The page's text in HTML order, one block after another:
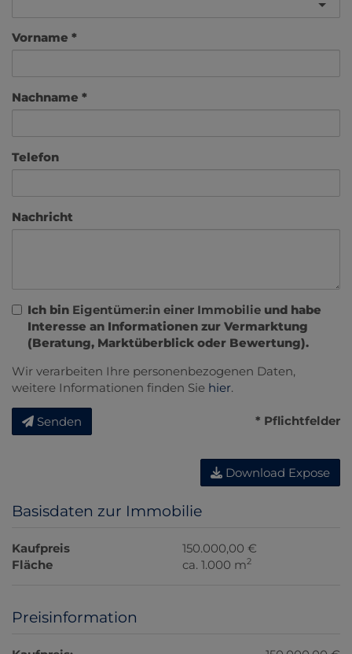
Vorname
Nachname
Telefon
Nachricht
Ich bin Eigentümer:in einer Immobilie und habe
Interesse an Informationen zur Vermarktung
(Beratung, Marktüberblick oder Bewertung).
Wir verarbeiten Ihre personenbezogenen Daten,
weitere Informationen finden Sie hier.
Senden * Pflichtfelder
Download Expose
Basisdaten zur Immobilie
Kaufpreis
150.000,00 €
Fläche
ca. 1.000 m2
Preisinformation